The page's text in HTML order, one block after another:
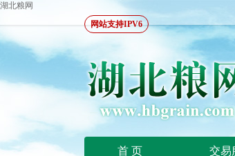
湖北粮网
网站支持IPV6
首 页 交易